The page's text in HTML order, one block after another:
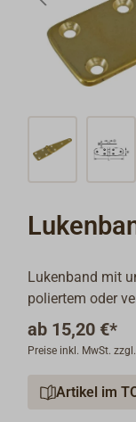
Lukenband mit
poliertem oder
ab 15,20 €*
Preise inkl. MwSt.
Artikel im